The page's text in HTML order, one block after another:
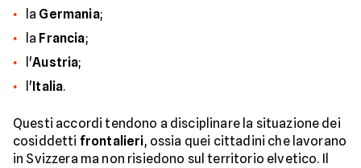
la Germania;
la Francia;
l'Austria;
l'Italia.
Questi accordi tendono a disciplinare la situazione dei
cosiddetti frontalieri, ossia quei cittadini che lavorano
in Svizzera ma non risiedono sul territorio elvetico. Il